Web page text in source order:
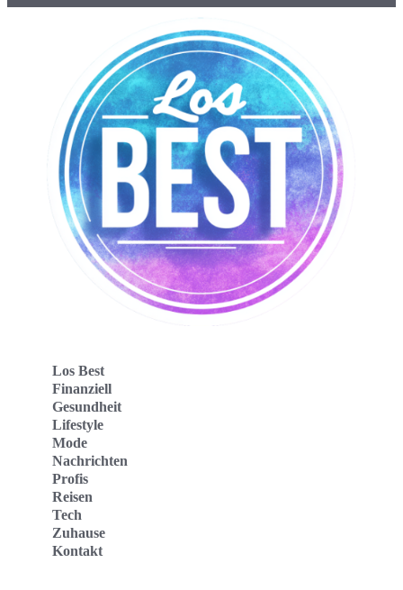
Los Best
Finanziell
Gesundheit
Lifestyle
Mode
Nachrichten
Profis
Reisen
Tech
Zuhause
Kontakt